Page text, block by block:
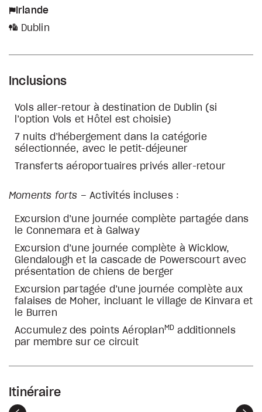
Irlande
Dublin
Inclusions
Vols aller-retour à destination de Dublin (si
l’option Vols et Hôtel est choisie)
7 nuits d’hébergement dans la catégorie
sélectionnée, avec le petit-déjeuner
Transferts aéroportuaires privés aller-retour
Moments forts – Activités incluses :
Excursion d’une journée complète partagée dans
le Connemara et à Galway
Excursion d’une journée complète à Wicklow,
Glendalough et la cascade de Powerscourt avec
présentation de chiens de berger
Excursion partagée d’une journée complète aux
falaises de Moher, incluant le village de Kinvara et
le Burren
Accumulez des points Aéroplan MD additionnels
par membre sur ce circuit
Itinéraire